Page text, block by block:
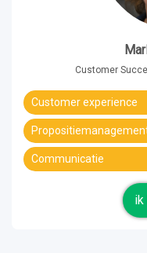
Customer
Customer experience
Communicatie
ik